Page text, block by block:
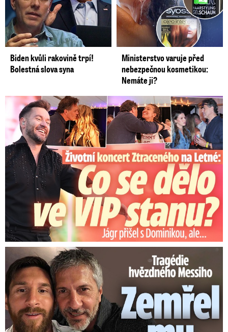
Biden kvůli rakovině trpí!
Bolestná slova syna
Ministerstvo varuje před
nebezpečnou kosmetikou:
Nemáte ji?
Koncert Ztraceného na Letné: Jágr přišel s Dominikou, ale...
Tragédie hvězdného Messiho: Zemřel mu táta (†68)!